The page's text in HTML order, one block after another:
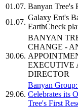
01.07. Banyan Tree's
01.07.
Galaxy Ent's
EarthCheck
30.06.
BANYAN
CHANGE -
EXECUTIVE
DIRECTOR
29.06.
Banyan
Celebrates its
Tree's First